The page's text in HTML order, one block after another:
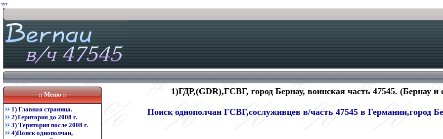
тут
:: Меню ::
1) Главная страница.
2)Територия до 2008 г.
3) Територия после 2008 г.
4)Поиск однополчан,
1)ГДР,(GDR),ГСВГ, город Бернау, воинская часть 47545. (Бернау и
Поиск однополчан ГСВГ,сослуживцев в/часть 47545 в Германии,город